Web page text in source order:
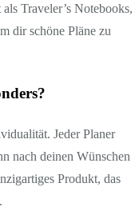
Traveler’s Notebooks,
dir schöne Pläne zu
Jeder Planer
nach deinen Wünschen
Produkt, das